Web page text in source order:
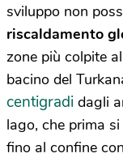
sviluppo non
riscaldamento
zone più colpite
bacino del
centigradi dagli
lago, che prima
fino al confine